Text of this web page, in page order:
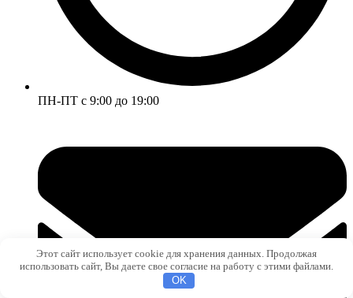
ПН-ПТ с 9:00 до 19:00
Этот сайт использует cookie для хранения данных. Продолжая
использовать сайт, Вы даете свое согласие на работу с этими файлами.
OK